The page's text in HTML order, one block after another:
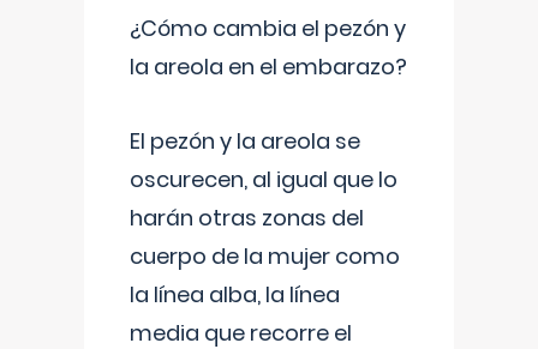
¿Cómo cambia el pezón y
la areola en el embarazo?
El pezón y la areola se
oscurecen, al igual que lo
harán otras zonas del
cuerpo de la mujer como
la línea alba, la línea
media que recorre el